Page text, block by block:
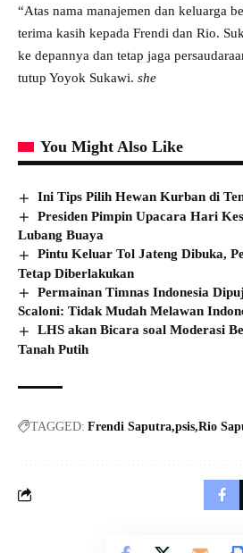
“Atas nama manajemen dan keluarga
terima kasih kepada Frendi dan Rio.
ke depannya dan tetap jaga
tutup Yoyok Sukawi. she
You Might Also Like
Ini Tips Pilih Hewan Kurban di
Presiden Pimpin Upacara Hari
Lubang Buaya
Pintu Keluar Tol Jateng Dibuka,
Tetap Diberlakukan
Permainan Timnas Indonesia
Scaloni: Tidak Mudah Melawan
LHS akan Bicara soal Moderasi
Tanah Putih
TAGGED: Frendi Saputra psis Rio